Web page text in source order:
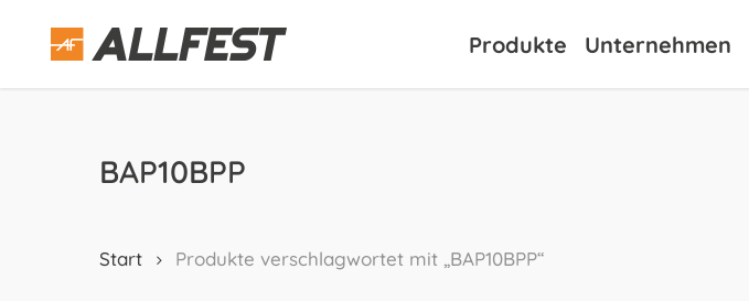
content
Produkte Unternehmen
BAP10BPP
Start Produkte verschlagwortet mit „BAP10BPP“